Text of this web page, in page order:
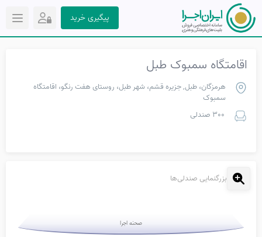
پیگیری خرید
اقامتگاه سمبوک طبل
هرمزگان، طبل, جزیره قشم، شهر طبل، روستای هفت رنگو، اقامتگاه
سمبوک
300 صندلی
بزرگنمایی صندلی‌ها
صحنه اجرا